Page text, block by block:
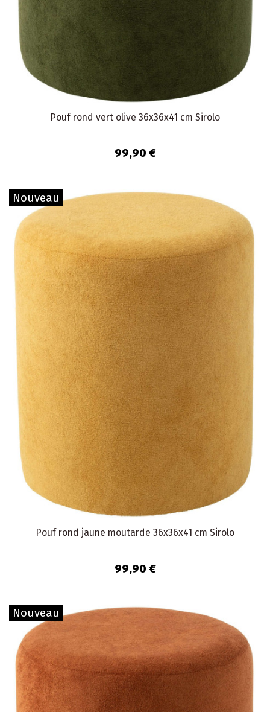
Pouf rond vert olive 36x36x41 cm Sirolo
99,90 €
Nouveau
Pouf rond jaune moutarde 36x36x41 cm Sirolo
99,90 €
Nouveau